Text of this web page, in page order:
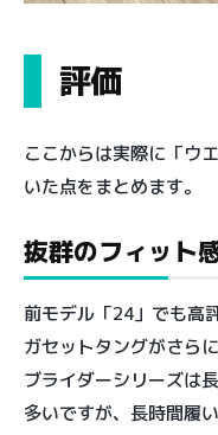
評価
ここからは実際に「ウ
いた点をまとめます。
抜群のフィット
前モデル「24」でも高
ガセットタングがさら
ブライダーシリーズは
多いですが、長時間履